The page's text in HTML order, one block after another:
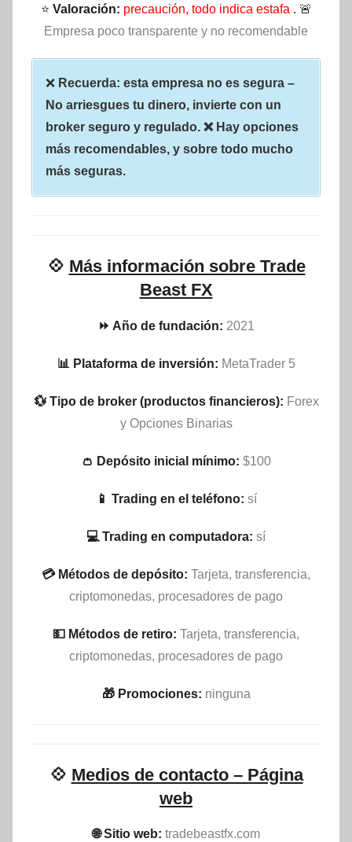
⭐ Valoración: precaución, todo indica estafa . 🚨
Empresa poco transparente y no recomendable
❌ Recuerda: esta empresa no es segura –
No arriesgues tu dinero, invierte con un
broker seguro y regulado. ❌ Hay opciones
más recomendables, y sobre todo mucho
más seguras.
💠 Más información sobre Trade
Beast FX
⏩ Año de fundación: 2021
📊 Plataforma de inversión: MetaTrader 5
💱 Tipo de broker (productos financieros): Forex
y Opciones Binarias
👛 Depósito inicial mínimo: $100
📱 Trading en el teléfono: sí
💻 Trading en computadora: sí
💳 Métodos de depósito: Tarjeta, transferencia,
criptomonedas, procesadores de pago
💵​ Métodos de retiro: Tarjeta, transferencia,
criptomonedas, procesadores de pago
🎁 Promociones: ninguna
💠 Medios de contacto – Página
web
🌐 Sitio web: tradebeastfx.com